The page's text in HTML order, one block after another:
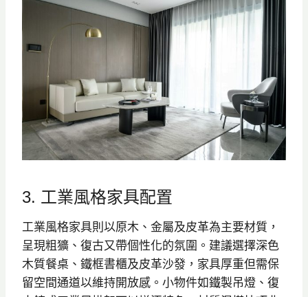
3. 工業風格家具配置
工業風格家具則以原木、金屬及皮革為主要材質，
呈現粗獷、復古又帶個性化的氛圍。建議選擇深色
木質餐桌、鐵框書櫃及皮革沙發，家具厚重但需保
留空間通道以維持開放感。小物件如鐵製吊燈、復